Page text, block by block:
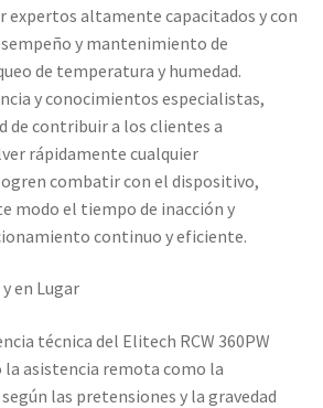
expertos altamente capacitados y con
y mantenimiento de
de temperatura y humedad.
y conocimientos especialistas,
de contribuir a los clientes a
rápidamente cualquier
combatir con el dispositivo,
modo el tiempo de inacción y
continuo y eficiente.
en Lugar
técnica del Elitech RCW 360PW
asistencia remota como la
las pretensiones y la gravedad